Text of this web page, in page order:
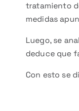
tratamiento
medidas
Luego, se
deduce que
Con esto se